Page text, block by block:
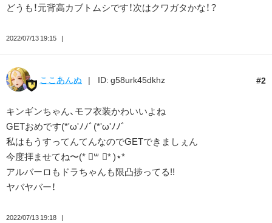
どうも！元背高カブトムシです！次はクワガタかな！？
2022/07/13 19:15
2
ここあんぬ ID: g58urk45dkhz
キンギンちゃん、モフ衣装かわいいよね
GETおめです(*'ω'ﾉﾉﾞ(*'ω'ﾉﾉﾞ
私はもうすってんてんなのでGETできましぇん
今度拝ませてね〜(* ॑꒳ ॑* )⋆*
アルバーロもドラちゃんも限凸捗ってる!!
ヤバヤバー！
2022/07/13 19:18